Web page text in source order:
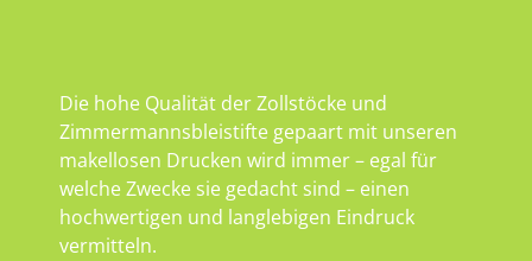
Die hohe Qualität der Zollstöcke und
Zimmermannsbleistifte gepaart mit unseren
makellosen Drucken wird immer – egal für
welche Zwecke sie gedacht sind – einen
hochwertigen und langlebigen Eindruck
vermitteln.